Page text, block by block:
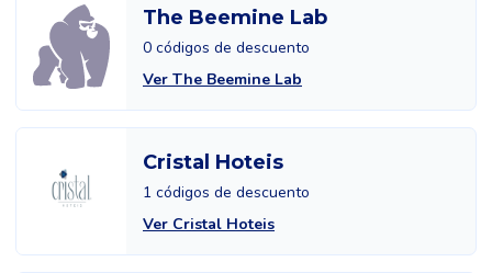
The Beemine Lab
0 códigos de descuento
Ver The Beemine Lab
Cristal Hoteis
1 códigos de descuento
Ver Cristal Hoteis